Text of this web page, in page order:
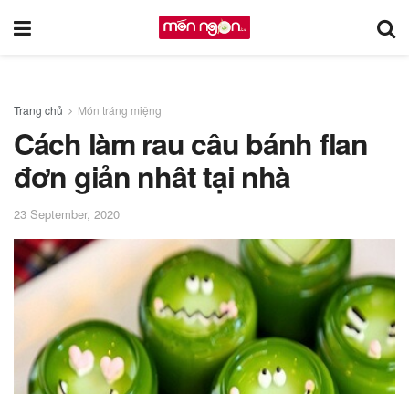
Trang chủ Món tráng miệng
Cách làm rau câu bánh flan
đơn giản nhât tại nhà
23 September, 2020